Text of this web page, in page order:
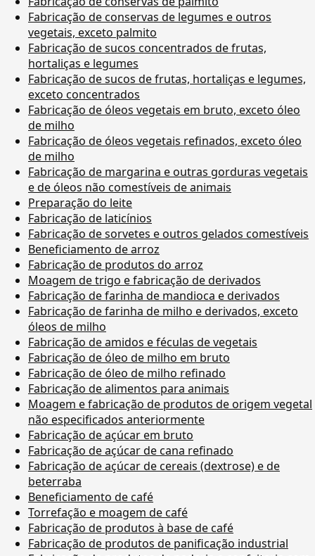
Fabricação de conservas de legumes e outros
vegetais, exceto palmito
Fabricação de sucos concentrados de frutas,
hortaliças e legumes
Fabricação de sucos de frutas, hortaliças e legumes,
exceto concentrados
Fabricação de óleos vegetais em bruto, exceto óleo
de milho
Fabricação de óleos vegetais refinados, exceto óleo
de milho
Fabricação de margarina e outras gorduras vegetais
e de óleos não comestíveis de animais
Preparação do leite
Fabricação de laticínios
Fabricação de sorvetes e outros gelados comestíveis
Beneficiamento de arroz
Fabricação de produtos do arroz
Moagem de trigo e fabricação de derivados
Fabricação de farinha de mandioca e derivados
Fabricação de farinha de milho e derivados, exceto
óleos de milho
Fabricação de amidos e féculas de vegetais
Fabricação de óleo de milho em bruto
Fabricação de óleo de milho refinado
Fabricação de alimentos para animais
Moagem e fabricação de produtos de origem vegetal
não especificados anteriormente
Fabricação de açúcar em bruto
Fabricação de açúcar de cana refinado
Fabricação de açúcar de cereais (dextrose) e de
beterraba
Beneficiamento de café
Torrefação e moagem de café
Fabricação de produtos à base de café
Fabricação de produtos de panificação industrial